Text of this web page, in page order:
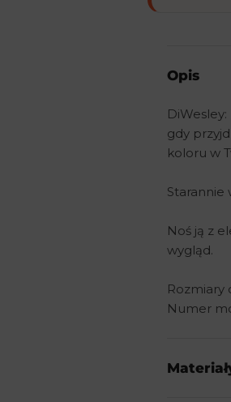
Opis
gdy
koloru w
Starannie
Noś ją z
wygląd.
Rozmiary
Numer